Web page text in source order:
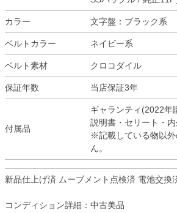
カラー 文字盤：ブラック系
ベルトカラー ネイビー系
ベルト素材 クロコダイル
保証年数 当店保証3年
付属品
ギャランティ(2022年
説明書・セリート・
※記載している物以
ん。
新品仕上げ済 ムーブメント点検済 電池交換
コンディション詳細：中古美品